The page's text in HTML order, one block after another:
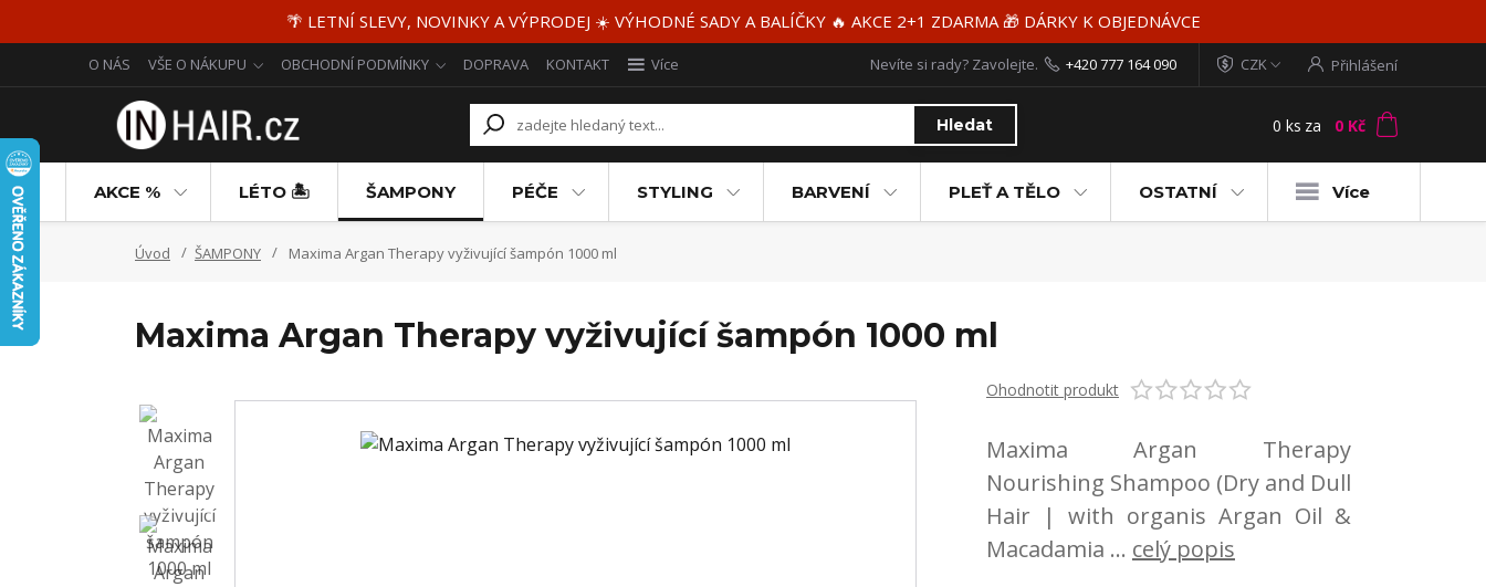
🌴 LETNÍ SLEVY, NOVINKY A VÝPRODEJ ☀️ VÝHODNÉ SADY A BALÍČKY 🔥 AKCE 2+1 ZDARMA 🎁 DÁRKY K OBJEDNÁVCE
O NÁS VŠE O NÁKUPU OBCHODNÍ PODMÍNKY DOPRAVA KONTAKT Více CZK Přihlášení
Hledat
Nevíte si rady? Zavolejte. +420 777 164 090
0 ks za 0 Kč
AKCE % LÉTO 🏝️ ŠAMPONY PÉČE STYLING BARVENÍ PLEŤ A TĚLO OSTATNÍ Více
Úvod ŠAMPONY Maxima Argan Therapy vyživující šampón 1000 ml
Maxima Argan Therapy vyživující šampón 1000 ml
Ohodnotit produkt
Maxima Argan Therapy
Nourishing Shampoo (Dry and Dull
Hair | with organis Argan Oil &
Macadamia ... celý popis